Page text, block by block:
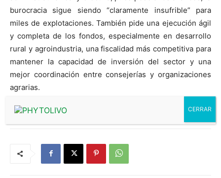
burocracia sigue siendo “claramente insufrible” para
miles de explotaciones. También pide una ejecución ágil
y completa de los fondos, especialmente en desarrollo
rural y agroindustria, una fiscalidad más competitiva para
mantener la capacidad de inversión del sector y una
mejor coordinación entre consejerías y organizaciones
agrarias.